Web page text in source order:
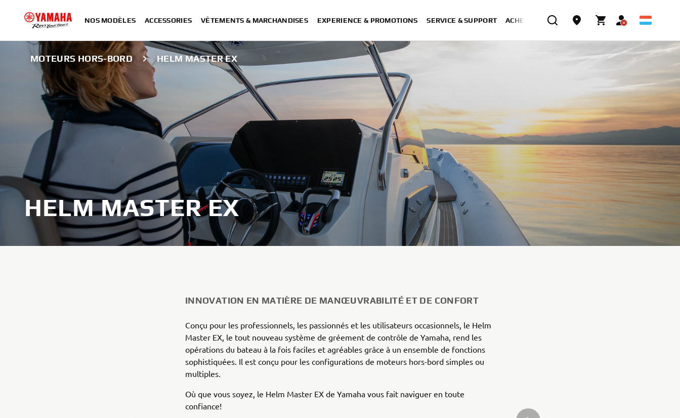
NOS MODÈLES ACCESSORIES VÊTEMENTS & MARCHANDISES EXPERIENCE & PROMOTIONS SERVICE & SUPPORT ACHETER MAINTENANT
MOTEURS HORS-BORD HELM MASTER EX
HELM MASTER EX
INNOVATION EN MATIÈRE DE MANŒUVRABILITÉ ET DE CONFORT
Conçu pour les professionnels, les passionnés et les utilisateurs occasionnels, le Helm
Master EX, le tout nouveau système de gréement de contrôle de Yamaha, rend les
opérations du bateau à la fois faciles et agréables grâce à un ensemble de fonctions
sophistiquées. Il est conçu pour les configurations de moteurs hors-bord simples ou
multiples.
Où que vous soyez, le Helm Master EX de Yamaha vous fait naviguer en toute
confiance!